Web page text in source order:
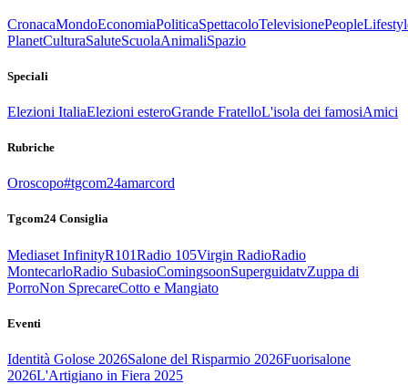
CronacaMondoEconomiaPoliticaSpettacoloTelevisionePeople
PlanetCulturaSaluteScuolaAnimaliSpazio
Speciali
Elezioni ItaliaElezioni esteroGrande FratelloL'isola dei famosiAmici
Rubriche
Oroscopo#tgcom24amarcord
Tgcom24 Consiglia
Mediaset InfinityR101Radio 105Virgin RadioRadio
MontecarloRadio SubasioComingsoonSuperguidatvZuppa di
PorroNon SprecareCotto e Mangiato
Eventi
Identità Golose 2026Salone del Risparmio 2026Fuorisalone
2026L'Artigiano in Fiera 2025